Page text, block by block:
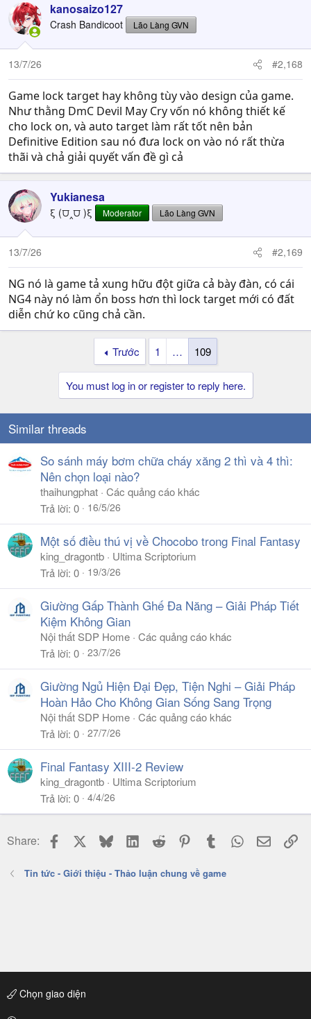
kanosaizo127
Crash Bandicoot Lão Làng GVN
13/7/26 #2,168
Game lock target hay không tùy vào design của game.
Như thằng DmC Devil May Cry vốn nó không thiết kế
cho lock on, và auto target làm rất tốt nên bản
Definitive Edition sau nó đưa lock on vào nó rất thừa
thãi và chả giải quyết vấn đề gì cả
Yukianesa
ξ (⩌‸⩌ )ξ Moderator Lão Làng GVN
13/7/26 #2,169
NG nó là game tả xung hữu đột giữa cả bày đàn, có cái
NG4 này nó làm ổn boss hơn thì lock target mới có đất
diễn chứ ko cũng chả cần.
Trước 1 … 109
You must log in or register to reply here.
Similar threads
So sánh máy bơm chữa cháy xăng 2 thì và 4 thì:
Nên chọn loại nào?
thaihungphat Các quảng cáo khác
Trả lời 0 16/5/26
Một số điều thú vị về Chocobo trong Final Fantasy
king_dragontb
Ultima Scriptorium
Trả lời 0 19/3/26
Giường Gấp Thành Ghế Đa Năng – Giải Pháp Tiết
Kiệm Không Gian
Nội thất SDP Home Các quảng cáo khác
Trả lời 0 23/7/26
Giường Ngủ Hiện Đại Đẹp, Tiện Nghi – Giải Pháp
Hoàn Hảo Cho Không Gian Sống Sang Trọng
Nội thất SDP Home Các quảng cáo khác
Trả lời 0 27/7/26
Final Fantasy XIII-2 Review
king_dragontb
Ultima Scriptorium
Trả lời 0 4/4/26
Share: Facebook BlueskyLinkedIn
Reddit PinterestTumblr WhatsApp
Email
Tin tức - Giới thiệu - Thảo luận chung về game
Chọn giao diện